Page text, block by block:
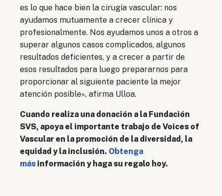
es lo que hace bien la cirugía vascular: nos
ayudamos mutuamente a crecer clínica y
profesionalmente. Nos ayudamos unos a otros a
superar algunos casos complicados, algunos
resultados deficientes, y a crecer a partir de
esos resultados para luego prepararnos para
proporcionar al siguiente paciente la mejor
atención posible», afirma Ulloa.
Cuando realiza una donación a la Fundación
SVS, apoya el importante trabajo de Voices of
Vascular en la promoción de la diversidad, la
equidad y la inclusión. Obtenga
más información y haga su regalo hoy.